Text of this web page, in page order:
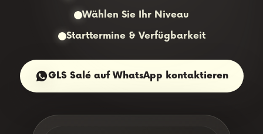
Wählen Sie Ihr Niveau
Starttermine & Verfügbarkeit
GLS Salé auf WhatsApp kontaktieren